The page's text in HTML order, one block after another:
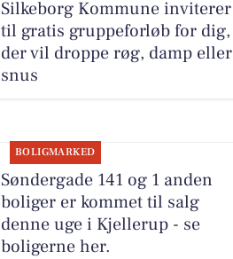
Silkeborg Kommune inviterer
til gratis gruppeforløb for dig,
der vil droppe røg, damp eller
snus
BOLIGMARKED
Søndergade 141 og 1 anden
boliger er kommet til salg
denne uge i Kjellerup - se
boligerne her.